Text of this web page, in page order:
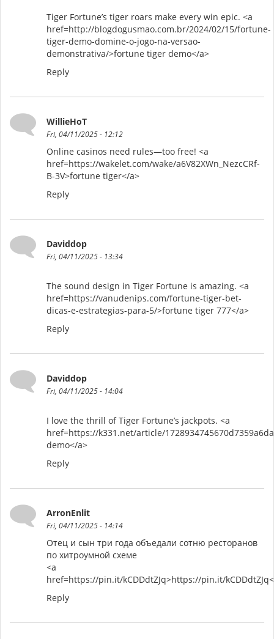
Tiger Fortune’s tiger roars make every win epic. <a
href=http://blogdogusmao.com.br/2024/02/15/fortune-
tiger-demo-domine-o-jogo-na-versao-
demonstrativa/>fortune tiger demo</a>
Reply
WillieHoT
Fri, 04/11/2025 - 12:12
Online casinos need rules—too free! <a
href=https://wakelet.com/wake/a6V82XWn_NezcCRf-
B-3V>fortune tiger</a>
Reply
Daviddop
Fri, 04/11/2025 - 13:34
The sound design in Tiger Fortune is amazing. <a
href=https://vanudenips.com/fortune-tiger-bet-
dicas-e-estrategias-para-5/>fortune tiger 777</a>
Reply
Daviddop
Fri, 04/11/2025 - 14:04
I love the thrill of Tiger Fortune’s jackpots. <a
href=https://k331.net/article/
demo</a>
Reply
ArronEnlit
Fri, 04/11/2025 - 14:14
Отец и сын три года объедали сотню ресторанов
по хитроумной схеме
<a
href=https://pin.it/kCDDdtZJq>https://pin.it/
Reply